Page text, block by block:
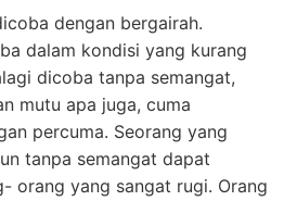
dengan bergairah.
dalam kondisi yang kurang
dicoba tanpa semangat,
mutu apa juga, cuma
percuma. Seorang yang
tanpa semangat dapat
orang yang sangat rugi. Orang